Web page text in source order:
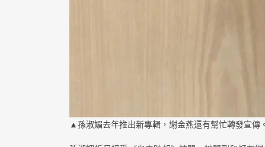
▲孫淑媚去年推出新專輯，謝金燕還有幫忙轉發宣傳